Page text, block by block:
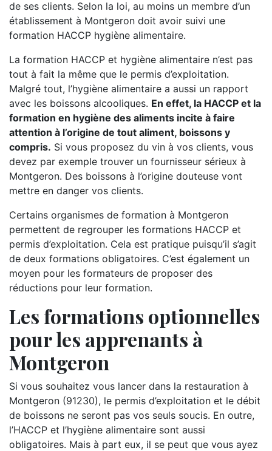
de ses clients. Selon la loi, au moins un membre d’un
établissement à Montgeron doit avoir suivi une
formation HACCP hygiène alimentaire.
La formation HACCP et hygiène alimentaire n’est pas
tout à fait la même que le permis d’exploitation.
Malgré tout, l’hygiène alimentaire a aussi un rapport
avec les boissons alcooliques. En effet, la HACCP et la
formation en hygiène des aliments incite à faire
attention à l’origine de tout aliment, boissons y
compris. Si vous proposez du vin à vos clients, vous
devez par exemple trouver un fournisseur sérieux à
Montgeron. Des boissons à l’origine douteuse vont
mettre en danger vos clients.
Certains organismes de formation à Montgeron
permettent de regrouper les formations HACCP et
permis d’exploitation. Cela est pratique puisqu’il s’agit
de deux formations obligatoires. C’est également un
moyen pour les formateurs de proposer des
réductions pour leur formation.
Les formations optionnelles
pour les apprenants à
Montgeron
Si vous souhaitez vous lancer dans la restauration à
Montgeron (91230), le permis d’exploitation et le débit
de boissons ne seront pas vos seuls soucis. En outre,
l’HACCP et l’hygiène alimentaire sont aussi
obligatoires. Mais à part eux, il se peut que vous ayez